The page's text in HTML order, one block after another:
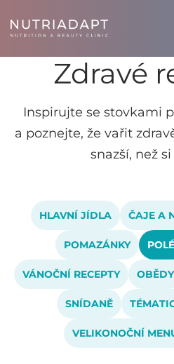
Zdravé
Inspirujte se stovkami
a poznejte, že vařit
snazší, než
HLAVNÍ JÍDLA ČAJE A
POMAZÁNKY
VÁNOČNÍ RECEPTY OBĚDY
SNÍDANĚ
VELIKONOČNÍ